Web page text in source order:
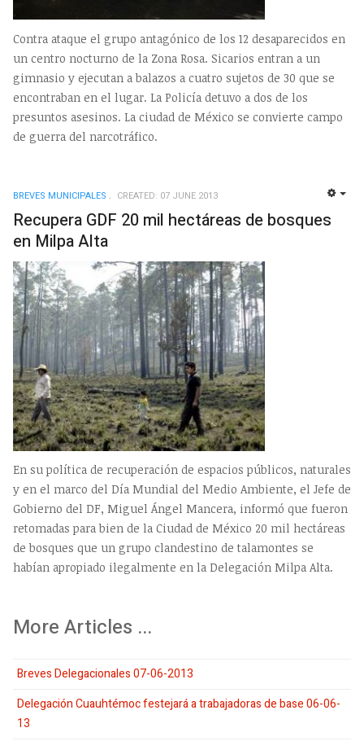
Contra ataque el grupo antagónico de los 12 desaparecidos en
un centro nocturno de la Zona Rosa. Sicarios entran a un
gimnasio y ejecutan a balazos a cuatro sujetos de 30 que se
encontraban en el lugar. La Policía detuvo a dos de los
presuntos asesinos. La ciudad de México se convierte campo
de guerra del narcotráfico.
BREVES MUNICIPALES CREATED: 07 JUNE 2013
Recupera GDF 20 mil hectáreas de bosques
en Milpa Alta
En su política de recuperación de espacios públicos, naturales
y en el marco del Día Mundial del Medio Ambiente, el Jefe de
Gobierno del DF, Miguel Ángel Mancera, informó que fueron
retomadas para bien de la Ciudad de México 20 mil hectáreas
de bosques que un grupo clandestino de talamontes se
habían apropiado ilegalmente en la Delegación Milpa Alta.
More Articles ...
Breves Delegacionales 07-06-2013
Delegación Cuauhtémoc festejará a trabajadoras de base 06-06-
13